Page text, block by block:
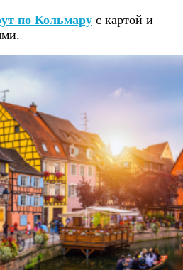
по Кольмару с картой и